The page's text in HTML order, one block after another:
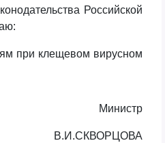
Российской
при клещевом вирусном
Министр
В.И.СКВОРЦОВА